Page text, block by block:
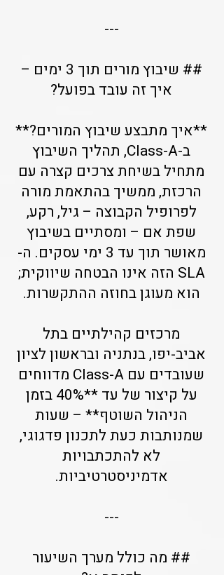
---
## שיבוץ מורים תוך 3 ימים –
איך זה עובד בפועל?
**איך מתבצע שיבוץ המורים?**
ב-Class-A, תהליך השיבוץ
מתחיל בשיחת צרכים קצרה עם
הרכזת, ממשיך בהתאמת מורה
לפרופיל הקבוצה – גיל, רקע,
שפת אם – ומסתיים בשיבוץ
מאושר תוך עד 3 ימי עסקים. ה-
SLA הזה אינו הבטחה שיווקית;
הוא מעוגן בחוזה ההתקשרות.
מרכזים קהילתיים בתל
אביב-יפו, בנתניה ובראשון לציון
שעובדים עם Class-A מדווחים
על קיצור של עד **40% בזמן
הניהול השוטף** – שעות
שמנותבות כעת לתכנון פדגוגי,
לא להתכתבויות
אדמיניסטרטיביות.
---
## מה כולל מערך השיעור